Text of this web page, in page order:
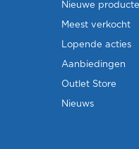
Nieuwe
Meest verkocht
Lopende acties
Aanbiedingen
Outlet Store
Nieuws